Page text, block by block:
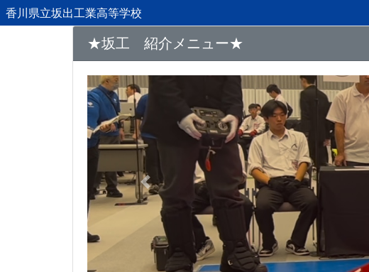
香川県立坂出工業高等学校
★坂工 紹介メニュー★
Previous